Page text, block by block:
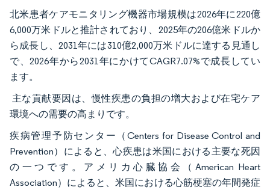
北米患者ケアモニタリング機器市場規模は2026年に220億
6,000万米ドルと推計されており、2025年の206億米ドルか
ら成長し、2031年には310億2,000万米ドルに達する見通し
で、2026年から2031年にかけてCAGR7.07%で成長してい
ます。
主な貢献要因は、慢性疾患の負担の増大および在宅ケア
環境への需要の高まりです。
疾病管理予防センター（Centers for Disease Control and
Prevention）によると、心疾患は米国における主要な死因
の一つです。アメリカ心臓協会（American Heart
Association）によると、米国における心筋梗塞の年間発症